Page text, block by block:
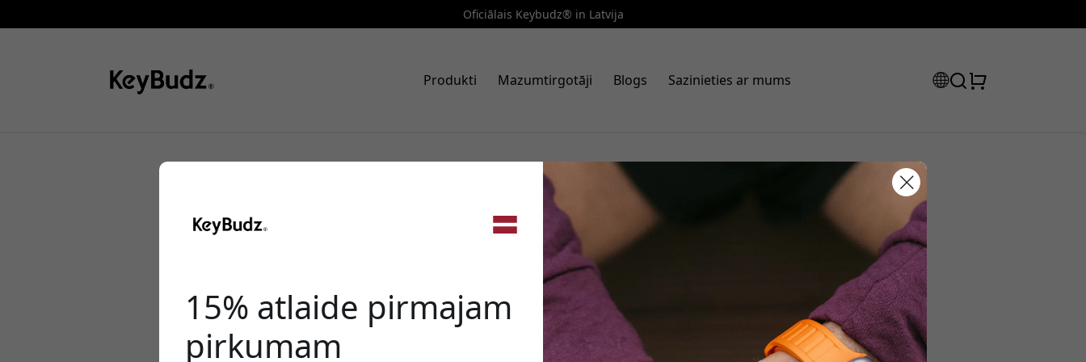
Oficiālais Keybudz® in Latvija
Produkti Mazumtirgotāji Blogs Sazinieties ar mums
15 gudri veidi, kā izmantot Apple AirTag — atslēgas,
soma, ceļošana, velosipēds un vēl
15% atlaide pirmajam
pirkumam
🎉 Jūsu atlaižu kods:
Izmantojiet šo kodu, veicot pasūtījumu, lai saņemtu 15%